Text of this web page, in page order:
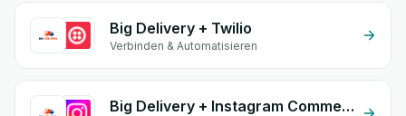
Big Delivery + Twilio
Verbinden & Automatisieren
Big Delivery + Instagram Comment